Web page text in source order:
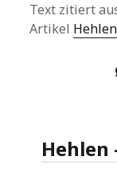
Text zitiert
Artikel Hehlen
Hehlen